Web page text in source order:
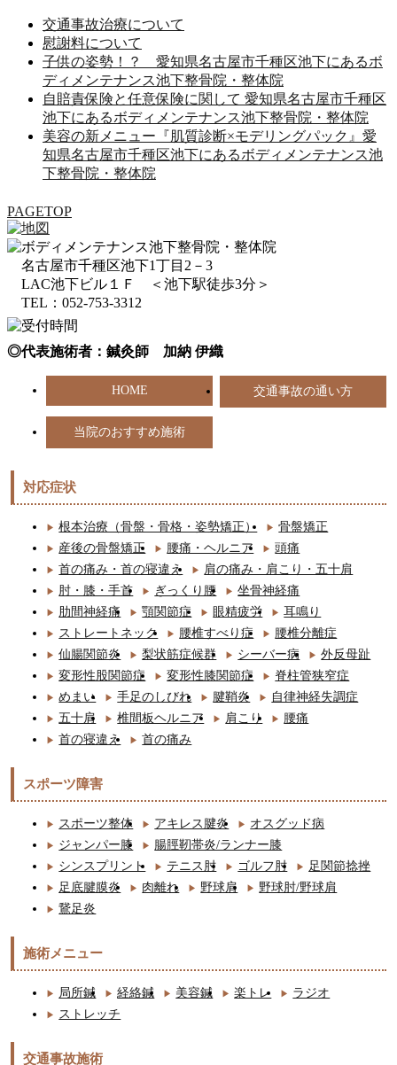
交通事故治療について
慰謝料について
子供の姿勢！？ 愛知県名古屋市千種区池下にあるボ
ディメンテナンス池下整骨院・整体院
自賠責保険と任意保険に関して 愛知県名古屋市千種区
池下にあるボディメンテナンス池下整骨院・整体院
美容の新メニュー『肌質診断×モデリングパック』愛
知県名古屋市千種区池下にあるボディメンテナンス池
下整骨院・整体院
PAGETOP
名古屋市千種区池下1丁目2－3
LAC池下ビル１Ｆ ＜池下駅徒歩3分＞
TEL：052-753-3312
◎代表施術者：鍼灸師 加納 伊織
HOME 交通事故の通い方
当院のおすすめ施術
対応症状
根本治療（骨盤・骨格・姿勢矯正）
骨盤矯正
産後の骨盤矯正
腰痛・ヘルニア
頭痛
首の痛み・首の寝違え
肩の痛み・肩こり・五十肩
肘・膝・手首
ぎっくり腰
坐骨神経痛
肋間神経痛
顎関節症 眼精疲労
耳鳴り
ストレートネック
腰椎すべり症
腰椎分離症
仙腸関節炎
梨状筋症候群 シーバー病
外反母趾
変形性股関節症
変形性膝関節症
脊柱管狭窄症
めまい
手足のしびれ 腱鞘炎
自律神経失調症
五十肩
椎間板ヘルニア 肩こり
腰痛
首の寝違え
首の痛み
スポーツ障害
スポーツ整体 アキレス腱炎
オスグッド病
ジャンパー膝
腸脛靭帯炎/ランナー膝
シンスプリント
テニス肘 ゴルフ肘
足関節捻挫
足底腱膜炎
肉離れ 野球肩
野球肘/野球肩
鵞足炎
施術メニュー
局所鍼 経絡鍼 美容鍼 楽トレ
ラジオ
ストレッチ
交通事故施術